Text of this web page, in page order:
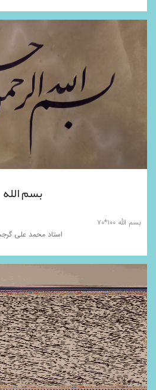
بسم الله
بسم الله ۱۰۰*۷۰
استاد محمد علی